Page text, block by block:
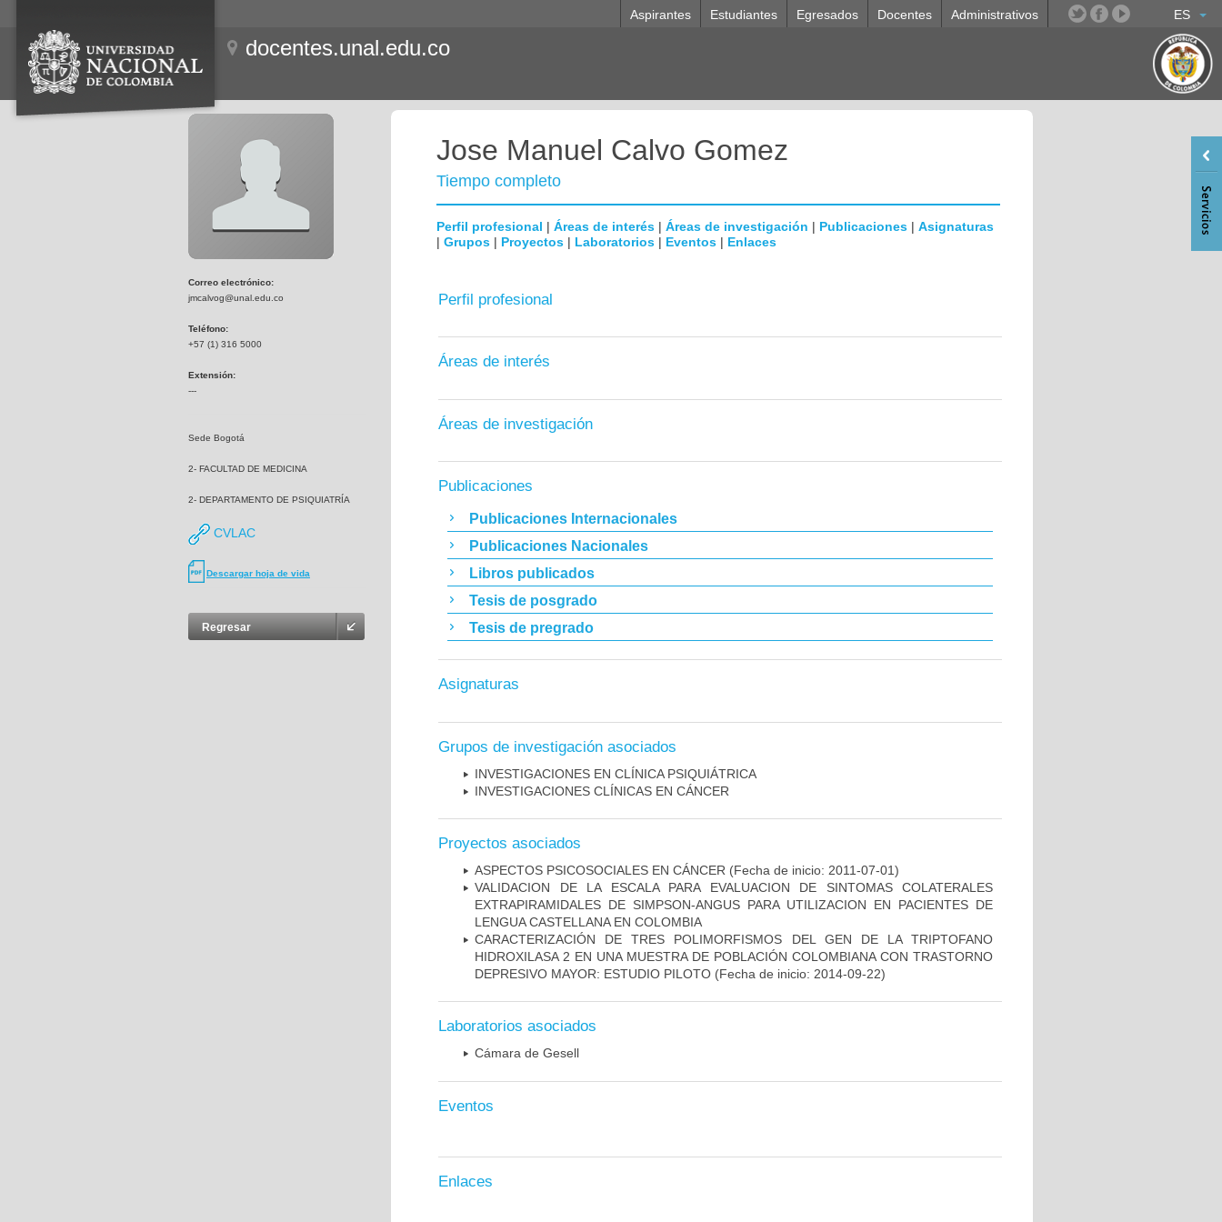
ES
Aspirantes Estudiantes Egresados Docentes Administrativos
docentes.unal.edu.co
Correo electrónico:
jmcalvog@unal.edu.co
Teléfono:
+57 (1) 316 5000
Extensión:
---
Sede Bogotá
2- FACULTAD DE MEDICINA
2- DEPARTAMENTO DE PSIQUIATRÍA
CVLAC
Descargar hoja de vida
Regresar
Jose Manuel Calvo Gomez
Tiempo completo
Perfil profesional | Áreas de interés | Áreas de investigación | Publicaciones | Asignaturas
| Grupos | Proyectos | Laboratorios | Eventos | Enlaces
Perfil profesional
Áreas de interés
Áreas de investigación
Publicaciones
Publicaciones Internacionales
Publicaciones Nacionales
Libros publicados
Tesis de posgrado
Tesis de pregrado
Asignaturas
Grupos de investigación asociados
INVESTIGACIONES EN CLÍNICA PSIQUIÁTRICA
INVESTIGACIONES CLÍNICAS EN CÁNCER
Proyectos asociados
ASPECTOS PSICOSOCIALES EN CÁNCER (Fecha de inicio: 2011-07-01)
VALIDACION DE LA ESCALA PARA EVALUACION DE SINTOMAS COLATERALES
EXTRAPIRAMIDALES DE SIMPSON-ANGUS PARA UTILIZACION EN PACIENTES DE
LENGUA CASTELLANA EN COLOMBIA
CARACTERIZACIÓN DE TRES POLIMORFISMOS DEL GEN DE LA TRIPTOFANO
HIDROXILASA 2 EN UNA MUESTRA DE POBLACIÓN COLOMBIANA CON TRASTORNO
DEPRESIVO MAYOR: ESTUDIO PILOTO (Fecha de inicio: 2014-09-22)
Laboratorios asociados
Cámara de Gesell
Eventos
Enlaces